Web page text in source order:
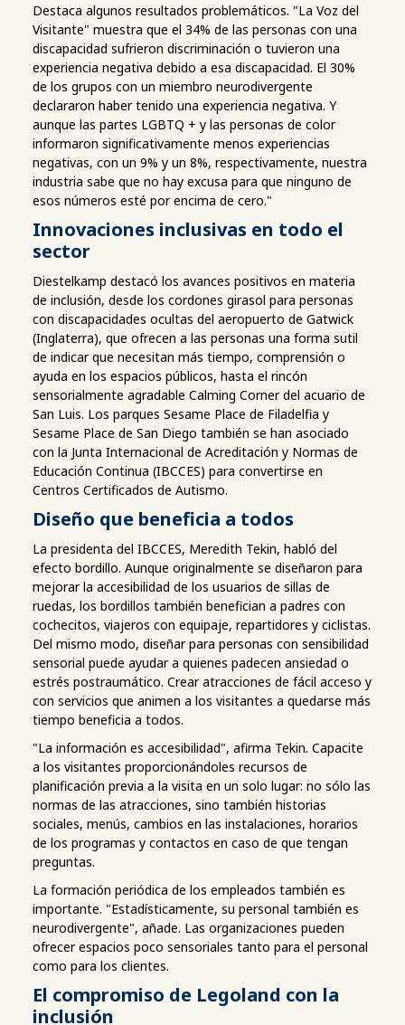
Destaca algunos resultados problemáticos. "La Voz del
Visitante" muestra que el 34% de las personas con una
discapacidad sufrieron discriminación o tuvieron una
experiencia negativa debido a esa discapacidad. El 30%
de los grupos con un miembro neurodivergente
declararon haber tenido una experiencia negativa. Y
aunque las partes LGBTQ + y las personas de color
informaron significativamente menos experiencias
negativas, con un 9% y un 8%, respectivamente, nuestra
industria sabe que no hay excusa para que ninguno de
esos números esté por encima de cero."
Innovaciones inclusivas en todo el
sector
Diestelkamp destacó los avances positivos en materia
de inclusión, desde los cordones girasol para personas
con discapacidades ocultas del aeropuerto de Gatwick
(Inglaterra), que ofrecen a las personas una forma sutil
de indicar que necesitan más tiempo, comprensión o
ayuda en los espacios públicos, hasta el rincón
sensorialmente agradable Calming Corner del acuario de
San Luis. Los parques Sesame Place de Filadelfia y
Sesame Place de San Diego también se han asociado
con la Junta Internacional de Acreditación y Normas de
Educación Continua (IBCCES) para convertirse en
Centros Certificados de Autismo.
Diseño que beneficia a todos
La presidenta del IBCCES, Meredith Tekin, habló del
efecto bordillo. Aunque originalmente se diseñaron para
mejorar la accesibilidad de los usuarios de sillas de
ruedas, los bordillos también benefician a padres con
cochecitos, viajeros con equipaje, repartidores y ciclistas.
Del mismo modo, diseñar para personas con sensibilidad
sensorial puede ayudar a quienes padecen ansiedad o
estrés postraumático. Crear atracciones de fácil acceso y
con servicios que animen a los visitantes a quedarse más
tiempo beneficia a todos.
"La información es accesibilidad", afirma Tekin. Capacite
a los visitantes proporcionándoles recursos de
planificación previa a la visita en un solo lugar: no sólo las
normas de las atracciones, sino también historias
sociales, menús, cambios en las instalaciones, horarios
de los programas y contactos en caso de que tengan
preguntas.
La formación periódica de los empleados también es
importante. "Estadísticamente, su personal también es
neurodivergente", añade. Las organizaciones pueden
ofrecer espacios poco sensoriales tanto para el personal
como para los clientes.
El compromiso de Legoland con la
inclusión